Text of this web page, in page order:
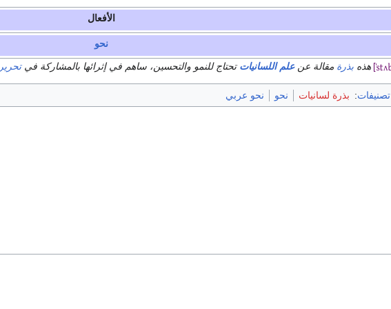
الأفعال
نحو
هذه بذرة مقالة عنعلم اللسانيات تحتاج للنمو والتحسين، ساهم في إثرائها بالمشاركة في
تصنيفات: بذرة لسانيات نحو نحو عربي